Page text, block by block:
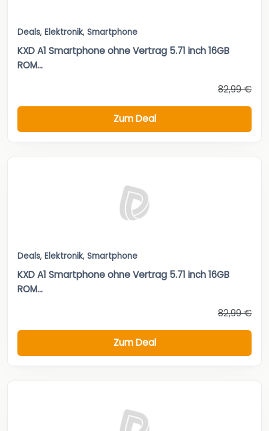
Deals, Elektronik, Smartphone
KXD A1 Smartphone ohne Vertrag 5.71 inch 16GB
ROM...
82,99 €
Zum Deal
Deals, Elektronik, Smartphone
KXD A1 Smartphone ohne Vertrag 5.71 inch 16GB
ROM...
82,99 €
Zum Deal